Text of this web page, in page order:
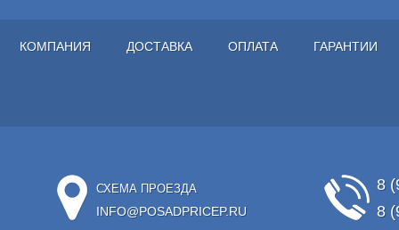
КОМПАНИЯ ДОСТАВКА ОПЛАТА ГАРАНТИИ
СХЕМА ПРОЕЗДА
INFO@POSADPRICEP.RU
8
8